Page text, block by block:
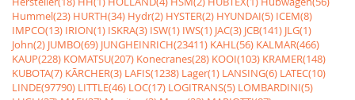
Hummel(23) HURTH(34) Hydr(2) HYSTER(2) HYUNDAI(5) ICEM(8)
IMPCO(13) IRION(1) ISKRA(3) ISW(1) IWS(1) JAC(3) JCB(141) JLG(1)
John(2) JUMBO(69) JUNGHEINRICH(23411) KAHL(56) KALMAR(466)
KAUP(228) KOMATSU(207) Konecranes(28) KOOI(103) KRAMER(148)
KUBOTA(7) KÃRCHER(3) LAFIS(1238) Lager(1) LANSING(6) LATEC(10)
LINDE(97790) LITTLE(46) LOC(17) LOGITRANS(5) LOMBARDINI(5)